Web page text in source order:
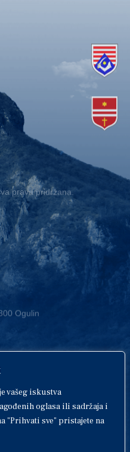
vašeg iskustva
oglasa ili sadržaja i
"Prihvati sve" pristajete na
prava pridržana.
Ogulin